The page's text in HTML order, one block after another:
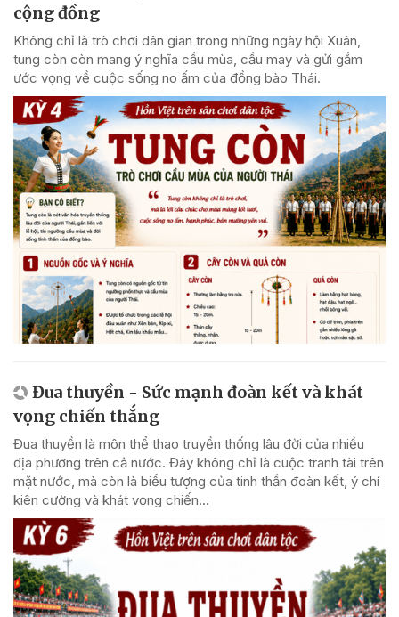
cộng đồng
Không chỉ là trò chơi dân gian trong những ngày hội Xuân,
tung còn còn mang ý nghĩa cầu mùa, cầu may và gửi gắm
ước vọng về cuộc sống no ấm của đồng bào Thái.
Đua thuyền - Sức mạnh đoàn kết và khát
vọng chiến thắng
Đua thuyền là môn thể thao truyền thống lâu đời của nhiều
địa phương trên cả nước. Đây không chỉ là cuộc tranh tài trên
mặt nước, mà còn là biểu tượng của tinh thần đoàn kết, ý chí
kiên cường và khát vọng chiến...